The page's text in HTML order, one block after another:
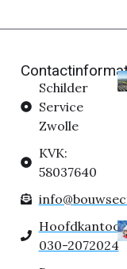
Schilder
Service
Zwolle
KVK:
58037640
030-2072024